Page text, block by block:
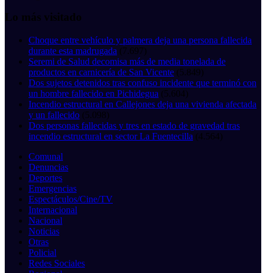
Lo más visitado
Choque entre vehículo y palmera deja una persona fallecida
durante esta madrugada (7.697)
Seremi de Salud decomisa más de media tonelada de
productos en carnicería de San Vicente (5.849)
Dos sujetos detenidos tras confuso incidente que terminó con
un hombre fallecido en Pichidegua (5.604)
Incendio estructural en Callejones deja una vivienda afectada
y un fallecido (5.098)
Dos personas fallecidas y tres en estado de gravedad tras
incendio estructural en sector La Fuentecilla (4.564)
Comunal
Denuncias
Deportes
Emergencias
Espectáculos/Cine/TV
Internacional
Nacional
Noticias
Otras
Policial
Redes Sociales